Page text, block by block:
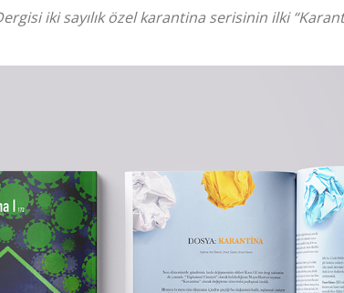
iki sayılık özel karantina serisinin ilki